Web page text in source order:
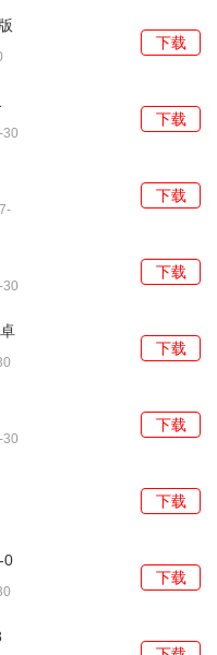
与风格。
供的装修材料和设计方案
好家居的也能呵护我们
同风格和户型，帮助他们
过观看这些视频，获取装
题。
验不同装修风格带来的视
自己的设计。
示，让用户能够更清楚地
明智的选择。
开后会看到一个简洁明了
视频。
装修风格和效果图，找到
下载
30
下载
下载
30
下载
下载
30
下载
下载
0
下载